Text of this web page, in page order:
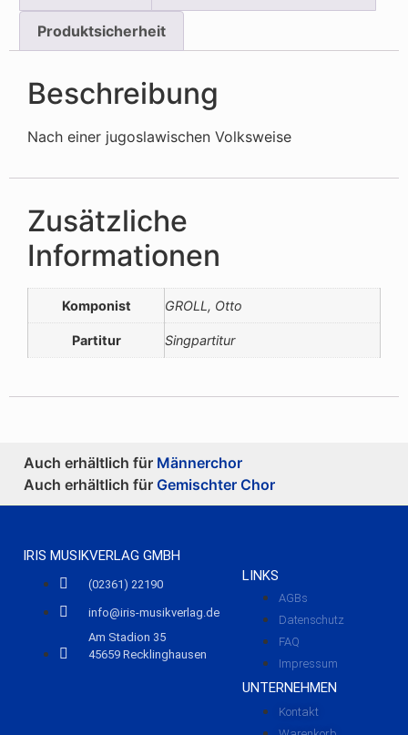
Produktsicherheit
Beschreibung
Nach einer jugoslawischen Volksweise
Zusätzliche
Informationen
Komponist GROLL, Otto
Partitur Singpartitur
Auch erhältlich für Männerchor
Auch erhältlich für Gemischter Chor
IRIS MUSIKVERLAG GMBH
(02361) 22190
info@iris-musikverlag.de
Am Stadion 35
45659 Recklinghausen
LINKS
AGBs
Datenschutz
FAQ
Impressum
UNTERNEHMEN
Kontakt